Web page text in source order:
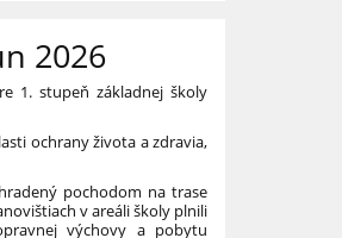
2026
1. stupeň základnej školy
ochrany života a zdravia,
pochodom na trase
v areáli školy plnili
výchovy a pobytu